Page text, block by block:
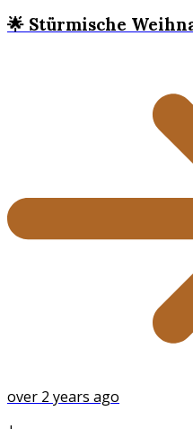
🌟 Stürmische
over 2 years ago